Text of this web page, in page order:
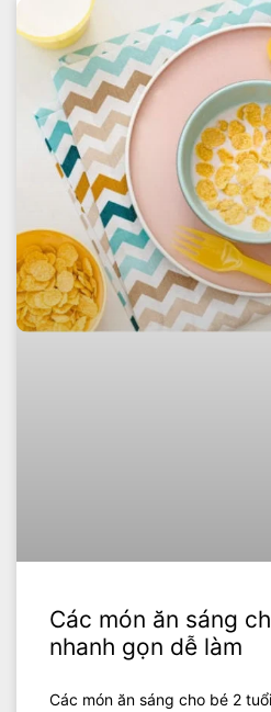
Các món ăn sáng
nhanh gọn dễ làm
Các món ăn sáng cho bé 2